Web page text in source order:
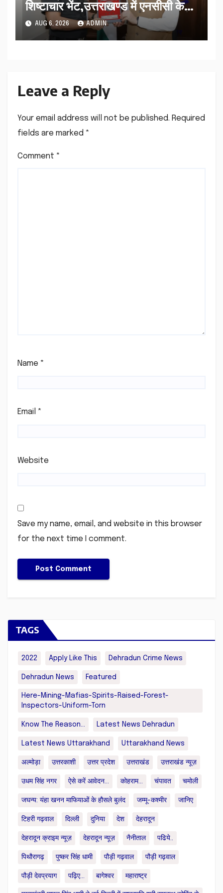
शिष्टाचार भेंट,उत्तराखण्ड में एनसीसी के
विस्तार एवं आधुनिक आधारभूत संरचना के
विकास पर हुई महत्वपूर्ण चर्चा
AUG 6, 2026 ADMIN
Leave a Reply
Your email address will not be published. Required
fields are marked *
Comment *
Name *
Email *
Website
Save my name, email, and website in this browser
for the next time I comment.
TAGS
2022 Apply Like This Dehradun Crime News
Dehradun News Featured
Here-Mining-Mafias-Spirits-Raised-Forest-
Inspectors-Uniform-Torn
Know The Reason... Latest News Dehradun
Latest News Uttarakhand Uttarakhand News
अल्मोड़ा उत्तरकाशी उत्तर प्रदेश उत्तराखंड उत्तराखंड न्यूज़
उधम सिंह नगर ऐसे करें आवेदन... कोहराम... चंपावत चमोली
जघन्य: यंहा खनन माफियाओं के हौसले बुलंद जम्मू-कश्मीर जानिए
टिहरी गढ़वाल दिल्ली दुनिया देश देहरादून
देहरादून क्राइम न्यूज़ देहरादून न्यूज़ नैनीताल पढिये..
पिथौरागढ़ पुष्कर सिंह धामी पौड़ी गढ़वाल पौड़ी गढ़वाल
पौड़ी देवप्रयाग पढ़िए... बागेश्वर महाराष्ट्र